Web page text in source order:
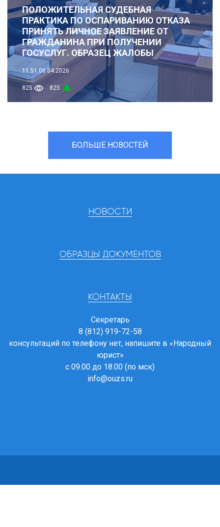
ПОЛОЖИТЕЛЬНАЯ СУДЕБНАЯ
ПРАКТИКА ПО ОСПАРИВАНИЮ ОТКАЗА
ПРИНЯТЬ ЛИЧНОЕ ЗАЯВЛЕНИЕ ОТ
ГРАЖДАНИНА ПРИ ПОЛУЧЕНИИ
ГОСУСЛУГ. ОБРАЗЕЦ ЖАЛОБЫ
11:51 06.04.2026
825 825
БОЛЬШЕ НОВОСТЕЙ
НОВОСТИ
ОБРАЗЦЫ ДОКУМЕНТОВ
КОНТАКТЫ
Секретарь
8 (812) 919-72-58
консультаций по телефону нет, напишите в «Народный
юрист»
с 09.00 до 18.00 (по мск)
info@ouzs.ru